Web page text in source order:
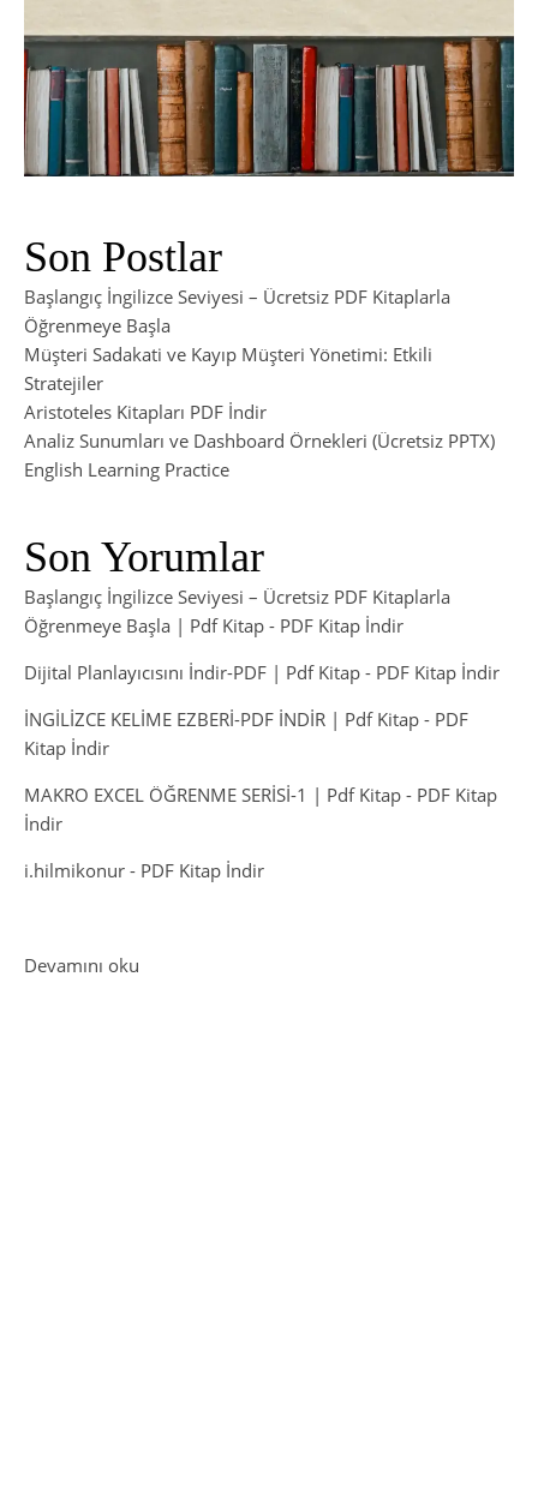
Son Postlar
Başlangıç İngilizce Seviyesi – Ücretsiz PDF Kitaplarla
Öğrenmeye Başla
Müşteri Sadakati ve Kayıp Müşteri Yönetimi: Etkili
Stratejiler
Aristoteles Kitapları PDF İndir
Analiz Sunumları ve Dashboard Örnekleri (Ücretsiz PPTX)
English Learning Practice
Son Yorumlar
Başlangıç İngilizce Seviyesi – Ücretsiz PDF Kitaplarla
Öğrenmeye Başla | Pdf Kitap - PDF Kitap İndir
Dijital Planlayıcısını İndir-PDF | Pdf Kitap - PDF Kitap İndir
İNGİLİZCE KELİME EZBERİ-PDF İNDİR | Pdf Kitap - PDF
Kitap İndir
MAKRO EXCEL ÖĞRENME SERİSİ-1 | Pdf Kitap - PDF Kitap
İndir
i.hilmikonur - PDF Kitap İndir
Devamını oku